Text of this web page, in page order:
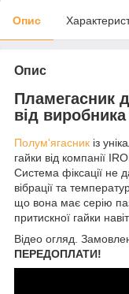
Опис
Опис
Пламегасник
від виробника
Полум'ягасник із
гайки від компанії
Система фіксації не
вібрації та
що вона має серію
притискної гайки
Відео огляд.
ПЕРЕДОПЛАТИ!